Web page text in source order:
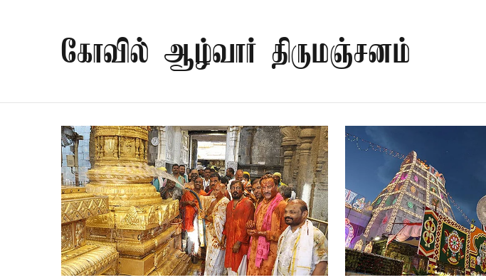
கோவில் ஆழ்வார் திருமஞ்சனம்